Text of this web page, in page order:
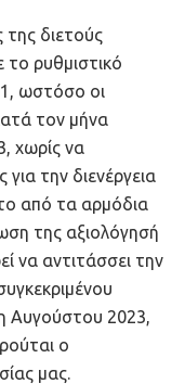
διετούς
το ρυθμιστικό
ωστόσο οι
τον μήνα
χωρίς να
την διενέργεια
από τα αρμόδια
της αξιολόγησή
να αντιτάσσει την
Αυγούστου 2023,
ο
μας.